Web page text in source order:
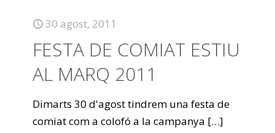
30 agost, 2011
FESTA DE COMIAT ESTIU
AL MARQ 2011
Dimarts 30 d'agost tindrem una festa de
comiat com a colofó a la campanya […]